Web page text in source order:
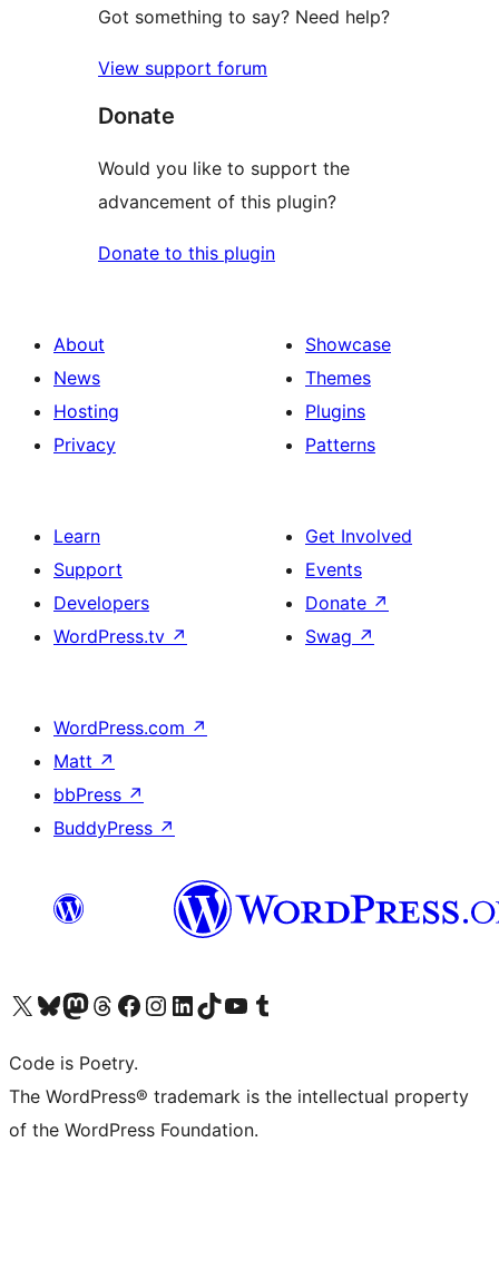
Got something to say? Need help?
View support forum
Donate
Would you like to support the
advancement of this plugin?
Donate to this plugin
About
News
Hosting
Privacy
Showcase
Themes
Plugins
Patterns
Learn
Support
Developers
WordPress.tv ↗
Get Involved
Events
Donate ↗
Swag ↗
WordPress.com ↗
Matt ↗
bbPress ↗
BuddyPress ↗
Visit our X (formerly Twitter) account
Visit our Bluesky account
Visit our Mastodon account
Visit our Threads account
Visit our Facebook page
Visit our Instagram account
Visit our LinkedIn account
Visit our TikTok account
Visit our YouTube channel
Visit our Tumblr account
Code is Poetry.
The WordPress® trademark is the intellectual property
of the WordPress Foundation.